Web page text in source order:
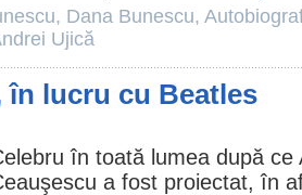
, Dana Bunescu,
Ujică
în lucru cu Beatles
în toată lumea după ce
a fost proiectat, în